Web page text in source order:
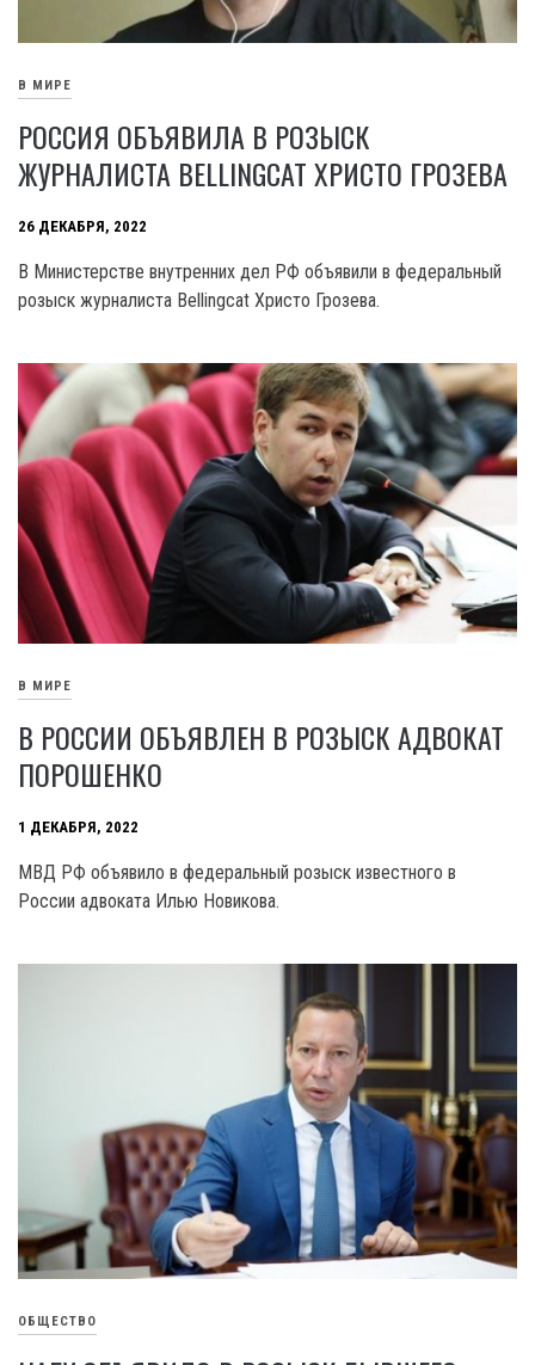
В МИРЕ
РОССИЯ ОБЪЯВИЛА В РОЗЫСК
ЖУРНАЛИСТА BELLINGCAT ХРИСТО ГРОЗЕВА
26 ДЕКАБРЯ, 2022
В Министерстве внутренних дел РФ объявили в федеральный
розыск журналиста Bellingcat Христо Грозева.
В МИРЕ
В РОССИИ ОБЪЯВЛЕН В РОЗЫСК АДВОКАТ
ПОРОШЕНКО
1 ДЕКАБРЯ, 2022
МВД РФ объявило в федеральный розыск известного в
России адвоката Илью Новикова.
ОБЩЕСТВО